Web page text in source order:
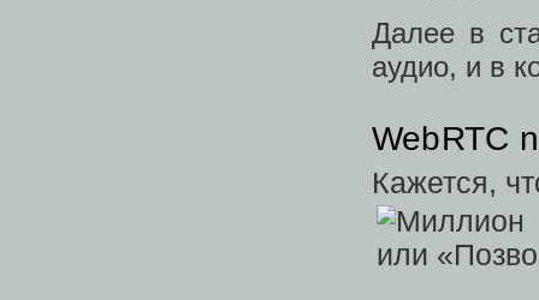
Далее в
аудио, и в
WebRTC
Кажется,